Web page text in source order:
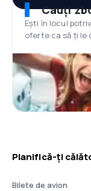
Cauți
Ești în locul
oferte ca să ți le
Planifică-ți
Bilete de avion